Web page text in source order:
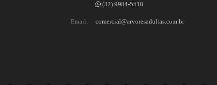
(32) 9984-5518
Email: comercial@arvoresadultas.com.br